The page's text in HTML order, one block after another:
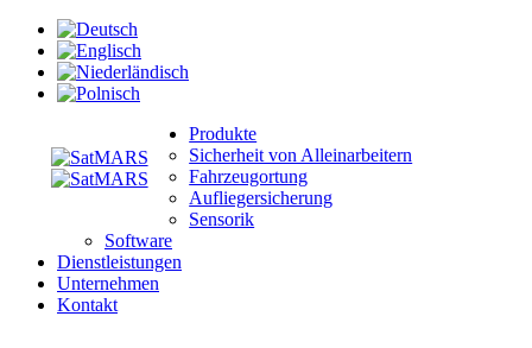
Produkte
Sicherheit von Alleinarbeitern
Fahrzeugortung
Aufliegersicherung
Sensorik
Software
Dienstleistungen
Unternehmen
Kontakt